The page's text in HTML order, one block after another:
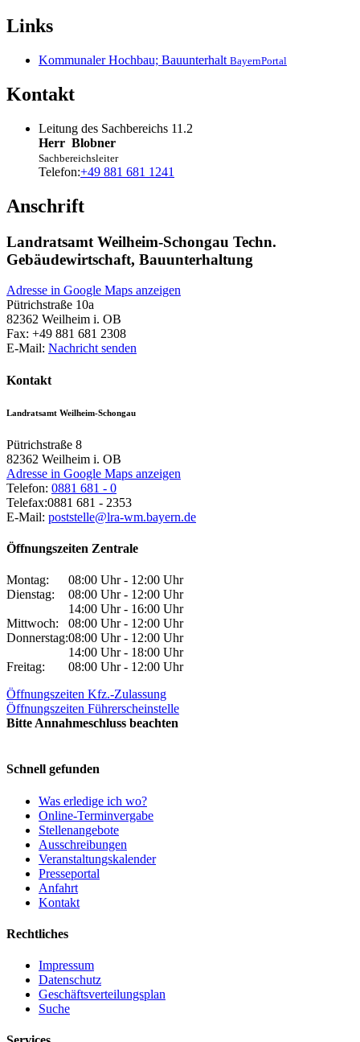
Links
Kommunaler Hochbau; Bauunterhalt BayernPortal
Kontakt
Leitung des Sachbereichs 11.2
Herr Blobner
Sachbereichsleiter
Telefon:+49 881 681 1241
Anschrift
Landratsamt Weilheim-Schongau Techn.
Gebäudewirtschaft, Bauunterhaltung
Adresse in Google Maps anzeigen
Pütrichstraße 10a
82362 Weilheim i. OB
Fax: +49 881 681 2308
E-Mail: Nachricht senden
Kontakt
Landratsamt Weilheim-Schongau
Pütrichstraße 8
82362 Weilheim i. OB
Adresse in Google Maps anzeigen
Telefon: 0881 681 - 0
Telefax:0881 681 - 2353
E-Mail: poststelle@lra-wm.bayern.de
Öffnungszeiten Zentrale
Montag:
08:00 Uhr - 12:00 Uhr
Dienstag:
08:00 Uhr - 12:00 Uhr
14:00 Uhr - 16:00 Uhr
Mittwoch:
08:00 Uhr - 12:00 Uhr
Donnerstag:08:00 Uhr - 12:00 Uhr
14:00 Uhr - 18:00 Uhr
Freitag:
08:00 Uhr - 12:00 Uhr
Öffnungszeiten Kfz.-Zulassung
Öffnungszeiten Führerscheinstelle
Bitte Annahmeschluss beachten
Schnell gefunden
Was erledige ich wo?
Online-Terminvergabe
Stellenangebote
Ausschreibungen
Veranstaltungskalender
Presseportal
Anfahrt
Kontakt
Rechtliches
Impressum
Datenschutz
Geschäftsverteilungsplan
Suche